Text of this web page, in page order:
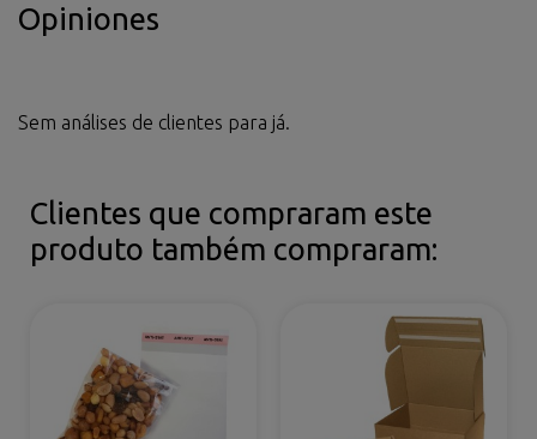
Opiniones
Sem análises de clientes para já.
Clientes que compraram este
produto também compraram: